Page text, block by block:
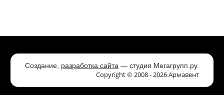
Создание, разработка сайта — студия Мегагрупп.ру.
Copyright © 2008 - 2026 Армавент